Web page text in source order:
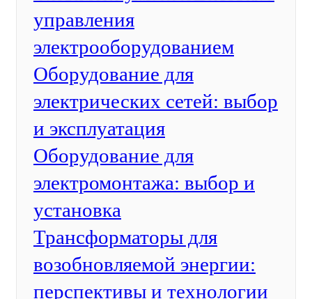
управления
электрооборудованием
Оборудование для
электрических сетей: выбор
и эксплуатация
Оборудование для
электромонтажа: выбор и
установка
Трансформаторы для
возобновляемой энергии:
перспективы и технологии